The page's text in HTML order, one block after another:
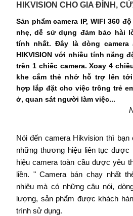
HIKVISION CHO GIA ĐÌNH,
Sản phẩm camera IP, WIFI 360
nhẹ, dễ sử dụng đảm bảo hài
tính nhất. Đây là dòng
HIKVISION với nhiều tính năng
trên 1 chiếc camera. Xoay 4
khe cắm thẻ nhớ hỗ trợ lên tới
hợp lắp đặt cho việc trông trẻ
ở, quan sát người làm việc...
Nói đến camera Hikvision thì
những thương hiệu liên tục được
hiệu camera toàn cầu được yêu
liền. " Camera bán chạy nhất
nhiêu mà có những câu nói,
lượng, sản phẩm được khách
trình sử dụng.